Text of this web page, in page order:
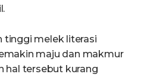
tinggi melek literasi
maju dan makmur
hal tersebut kurang